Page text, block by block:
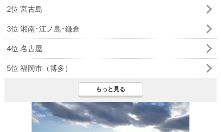
2位 宮古島
3位 湘南･江ノ島･鎌倉
4位 名古屋
5位 福岡市（博多）
もっと見る